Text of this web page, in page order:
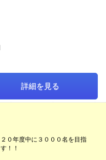
詳細を見る
２０年度中に３０００名を目指
！！